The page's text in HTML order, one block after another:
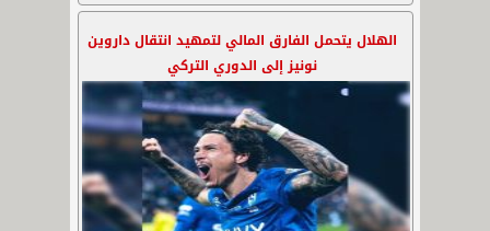
الهلال يتحمل الفارق المالي لتمهيد انتقال داروين
نونيز إلى الدوري التركي